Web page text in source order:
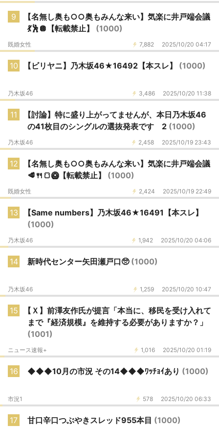
9
【名無し奥も○○奥もみんな来い】気楽に井戸端会議
💃🕺🪩【転載禁止】 (1000)
7,882 2025/10/20 04:17
既婚女性
10 【ビリヤニ】乃木坂46★16492【本スレ】 (1000)
3,486 2025/10/20 11:38
乃木坂46
11
【討論】特に盛り上がってませんが、本日乃木坂46
の41枚目のシングルの選抜発表です 2 (1000)
2,458 2025/10/19 23:43
乃木坂46
12
【名無し奥も○○奥もみんな来い】気楽に井戸端会議
🥩🍴🍞🥝【転載禁止】 (1000)
2,424 2025/10/19 22:49
既婚女性
13
【Same numbers】乃木坂46★16491【本スレ】
(1000)
1,942 2025/10/20 04:06
乃木坂46
14 新時代センター矢田瀬戸口🥺 (1000)
1,259 2025/10/20 10:47
乃木坂46
15
【Ｘ】前澤友作氏が提言「本当に、移民を受け入れて
まで『経済規模』を維持する必要がありますか？」
(1001)
1,016 2025/10/20 01:19
ニュース速報+
16 ◆◆◆10月の市況 その14◆◆◆ﾜｯﾁｮｲあり (1000)
578 2025/10/20 06:33
市況1
17 甘口辛口つぶやきスレッド955本目 (1000)